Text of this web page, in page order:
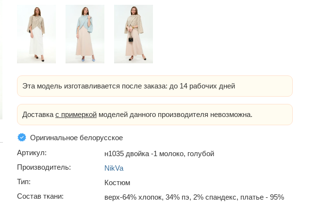
Эта модель изготавливается после заказа: до 14 рабочих дней
Доставка с примеркой моделей данного производителя невозможна.
Оригинальное белорусское
Артикул:
н1035 двойка -1 молоко, голубой
Производитель:
NikVa
Тип:
Костюм
Состав ткани:
верх-64% хлопок, 34% пэ, 2% спандекс, платье - 95%